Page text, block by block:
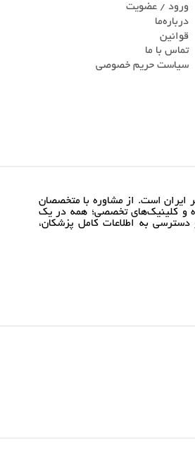
ورود / عضویت
درباره‌ما
قوانین
تماس ‌با ما
سیاست حریم خصوصی
ایران است. از مشاوره با متخصصان
و کلینیک‌های تخصصی؛ همه در یک
به اطلاعات کامل پزشکان،